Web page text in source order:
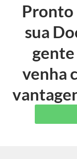
Pronto
sua
venha